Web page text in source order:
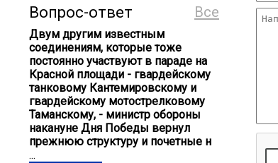
Все
Вопрос-ответ
Двум другим известным
соединениям, которые тоже
постоянно участвуют в параде на
Красной площади - гвардейскому
танковому Кантемировскому и
гвардейскому мотострелковому
Таманскому, - министр обороны
накануне Дня Победы вернул
прежнюю структуру и почетные н
...